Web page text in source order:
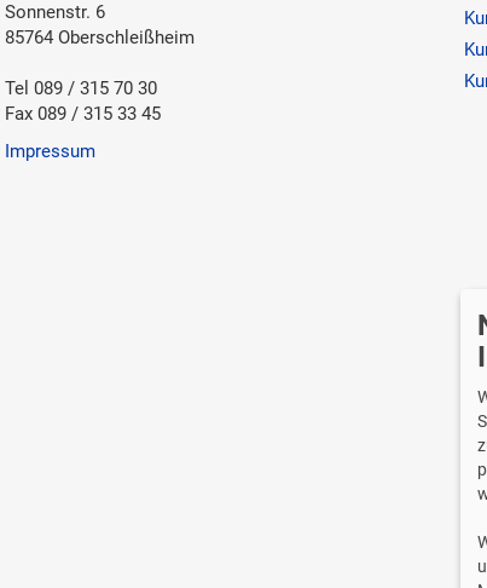
Sonnenstr. 6
85764 Oberschleißheim
Tel 089 / 315 70 30
Fax 089 / 315 33 45
Impressum